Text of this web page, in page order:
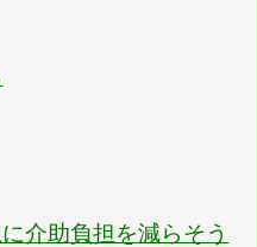
介助負担を減らそう